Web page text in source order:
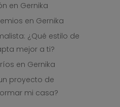
en Gernika
en Gernika
¿Qué estilo de
mejor a ti?
en Gernika
proyecto de
mi casa?